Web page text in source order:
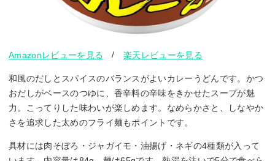
Amazonレビューを見る /楽天レビューを見る
和風のだしとスパイスのバランスがよいカレーうどんです。かつ
おだしがベースのつゆに、香辛料の辛味をきかせたスープが魅
力。こってりした味わいが楽しめます。なめらかさと、しなやか
さを追求した太めのフライ麺もポイントです。
具材には肉そぼろ・ジャガイモ・油揚げ・ネギの4種類が入って